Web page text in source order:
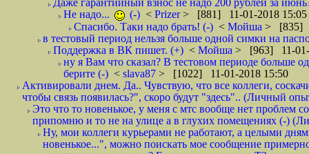
Даже гарантийный взнос не надо 200 рублей за
Не надо...
(-) < Prizer> [881] 11-01-2018 15:05
Спасибо. Таки надо брать! (-) < Мойша > [835]
в тестовый период нельзя больше одной симки на
Поддержка в ВК пишет. (+) < Мойша > [963] 11-01-
ну я Вам что сказал? В тестовом периоде больше
берите (-) < slava87 > [1022] 11-01-2018 15:50
Активировали днем. Да.. Чувствую, что все коллеги,
чтобы связь появилась?", скоро будут "здесь".. (Личный
Это что то новенькое, у меня с мтс вообще нет проблем
припомню и то не на улице а в глухих помещениях (-)
Ну, мои коллеги курьерами не работают, а целыми
новенькое...", можно поискать мое сообщение